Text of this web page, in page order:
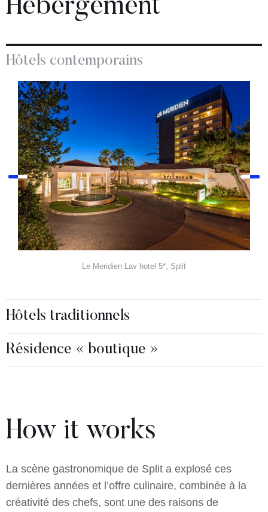
Hébergement
Hôtels contemporains
Le Meridien Lav hotel 5*, Split
Hôtels traditionnels
Résidence « boutique »
How it works
La scène gastronomique de Split a explosé ces
dernières années et l’offre culinaire, combinée à la
créativité des chefs, sont une des raisons de